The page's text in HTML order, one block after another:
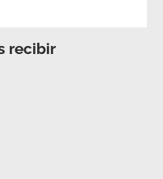
recibir